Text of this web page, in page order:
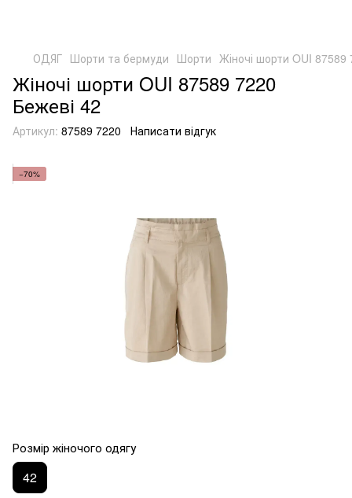
ОДЯГ Шорти та бермуди Шорти Жіночі шорти OUI 87589
Жіночі шорти OUI 87589 7220
Бежеві 42
Артикул: 87589 7220 Написати відгук
−70%
Розмір жіночого одягу
42